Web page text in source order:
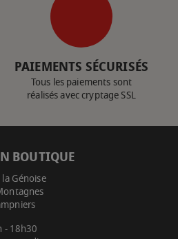
PAIEMENTS SÉCURISÉS
Tous les paiements sont
réalisés avec cryptage SSL
BOUTIQUE
Génoise
- 18h30